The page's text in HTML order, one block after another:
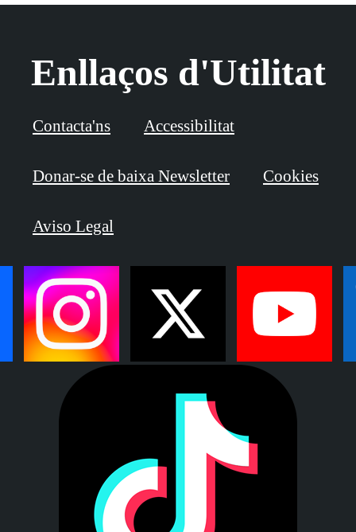
Enllaços d'Utilitat
Contacta'ns Accessibilitat
Donar-se de baixa Newsletter Cookies
Aviso Legal